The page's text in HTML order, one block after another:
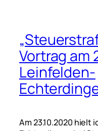
Vortrag am
Leinfelden-
Am 23.10.2020 hielt